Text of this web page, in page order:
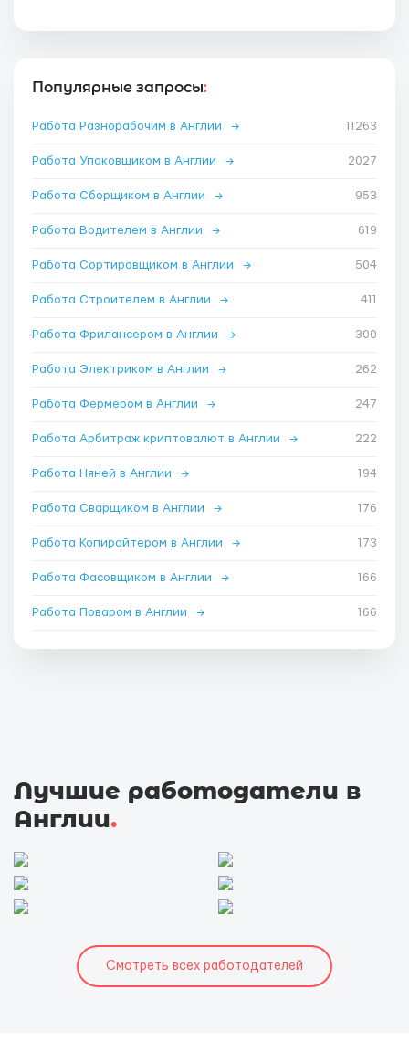
Популярные запросы:
Работа Разнорабочим в Англии → 11263
Работа Упаковщиком в Англии → 2027
Работа Сборщиком в Англии → 953
Работа Водителем в Англии → 619
Работа Сортировщиком в Англии → 504
Работа Строителем в Англии → 411
Работа Фрилансером в Англии → 300
Работа Электриком в Англии → 262
Работа Фермером в Англии → 247
Работа Арбитраж криптовалют в Англии → 222
Работа Няней в Англии → 194
Работа Сварщиком в Англии → 176
Работа Копирайтером в Англии → 173
Работа Фасовщиком в Англии → 166
Работа Поваром в Англии → 166
Лучшие работодатели в
Англии.
Смотреть всех работодателей